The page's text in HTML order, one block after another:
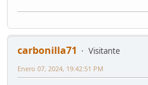
carbonilla71
Visitante
Enero 07, 2024, 19:42:51 PM